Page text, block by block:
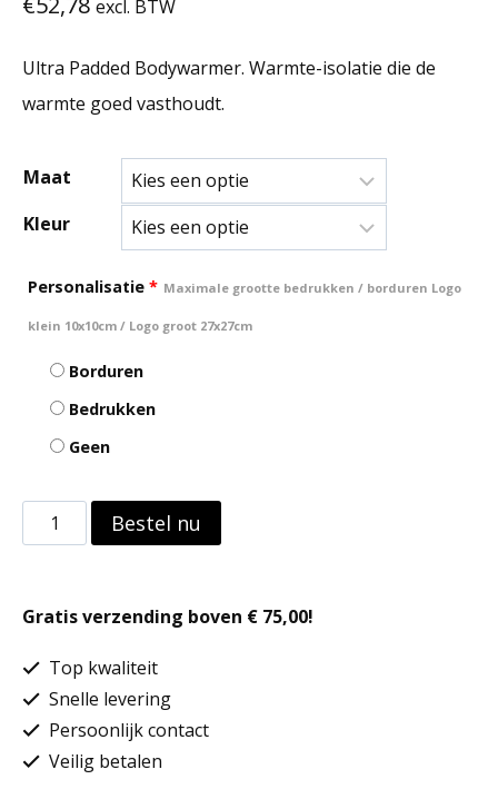
excl. BTW
Ultra Padded Bodywarmer. Warmte-isolatie die de
warmte goed vasthoudt.
Maat
Kleur
Personalisatie * Maximale grootte bedrukken / borduren Logo
klein 10x10cm / Logo groot 27x27cm
Borduren
Bedrukken
Geen
Ultra
Padded
aantal
Bestel nu
Gratis verzending boven € 75,00!
Top kwaliteit
Snelle levering
Persoonlijk contact
Veilig betalen